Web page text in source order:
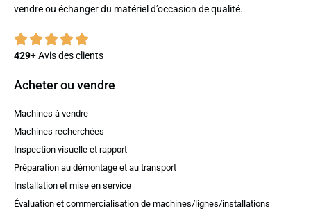
vendre ou échanger du matériel d’occasion de qualité.
429+Avis des clients
Acheter ou vendre
Machines à vendre
Machines recherchées
Inspection visuelle et rapport
Préparation au démontage et au transport
Installation et mise en service
Évaluation et commercialisation de machines/lignes/installations